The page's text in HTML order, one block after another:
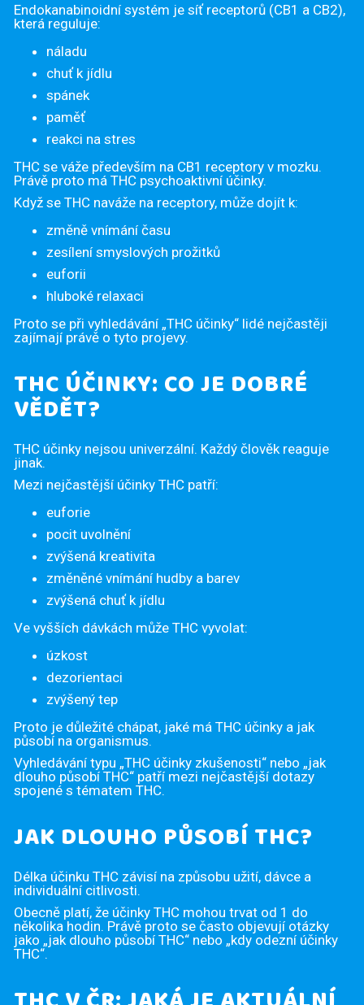
Endokanabinoidní systém je síť receptorů (CB1 a CB2),
která reguluje:
náladu
chuť k jídlu
spánek
paměť
reakci na stres
THC se váže především na CB1 receptory v mozku.
Právě proto má THC psychoaktivní účinky.
Když se THC naváže na receptory, může dojít k:
změně vnímání času
zesílení smyslových prožitků
euforii
hluboké relaxaci
Proto se při vyhledávání „THC účinky“ lidé nejčastěji
zajímají právě o tyto projevy.
THC ÚČINKY: CO JE DOBRÉ
VĚDĚT?
THC účinky nejsou univerzální. Každý člověk reaguje
jinak.
Mezi nejčastější účinky THC patří:
euforie
pocit uvolnění
zvýšená kreativita
změněné vnímání hudby a barev
zvýšená chuť k jídlu
Ve vyšších dávkách může THC vyvolat:
úzkost
dezorientaci
zvýšený tep
Proto je důležité chápat, jaké má THC účinky a jak
působí na organismus.
Vyhledávání typu „THC účinky zkušenosti“ nebo „jak
dlouho působí THC“ patří mezi nejčastější dotazy
spojené s tématem THC.
JAK DLOUHO PŮSOBÍ THC?
Délka účinku THC závisí na způsobu užití, dávce a
individuální citlivosti.
Obecně platí, že účinky THC mohou trvat od 1 do
několika hodin. Právě proto se často objevují otázky
jako „jak dlouho působí THC“ nebo „kdy odezní účinky
THC“.